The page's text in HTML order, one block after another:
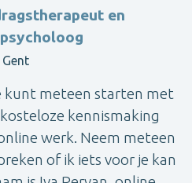
en
Gent
kunt meteen starten met
kennismaking
werk. Neem meteen
of ik iets voor je kan